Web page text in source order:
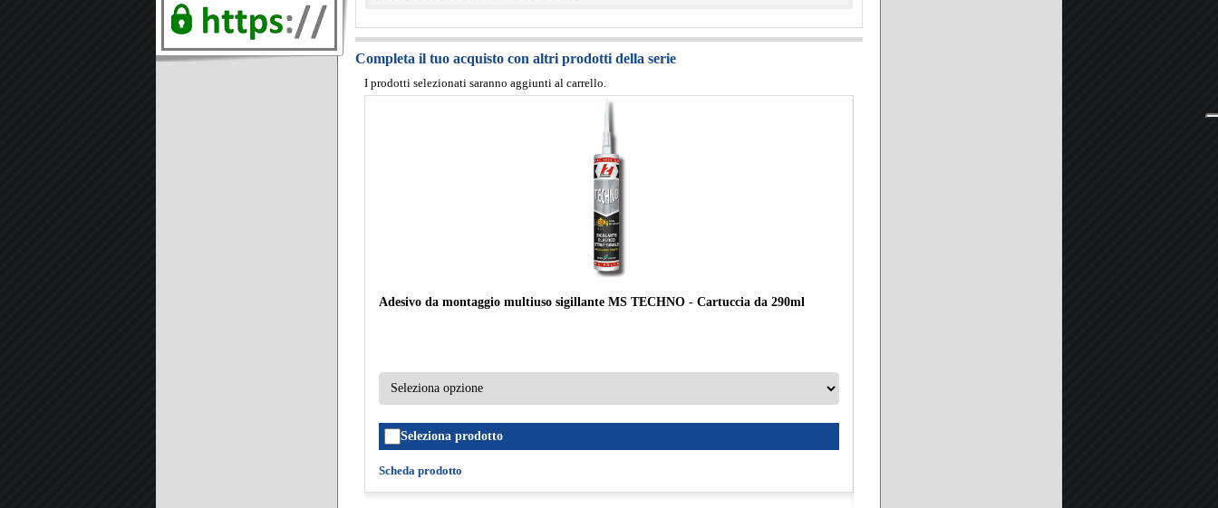
Completa il tuo acquisto con altri prodotti della serie
I prodotti selezionati saranno aggiunti al carrello.
Adesivo da montaggio multiuso sigillante MS TECHNO - Cartuccia da 290ml
Seleziona prodotto
Scheda prodotto